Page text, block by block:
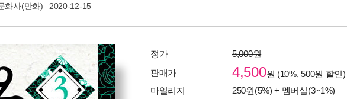
화사(만화) 2020-12-15
정가
5,000원
판매가
4,500원 (10%, 500원 할인)
마일리지
250원(5%) + 멤버십(3~1%)